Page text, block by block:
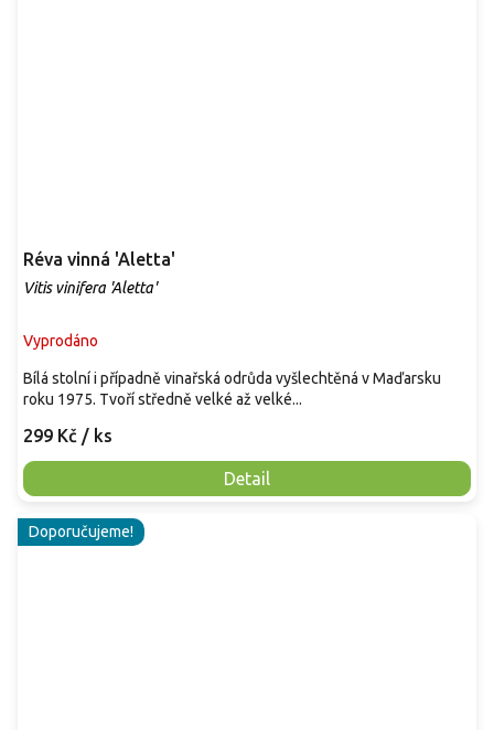
Réva vinná 'Aletta'
Vitis vinifera 'Aletta'
Vyprodáno
299 Kč / ks
Detail
Bílá stolní i případně vinařská odrůda vyšlechtěná v Maďarsku
roku 1975. Tvoří středně velké až velké...
Doporučujeme!